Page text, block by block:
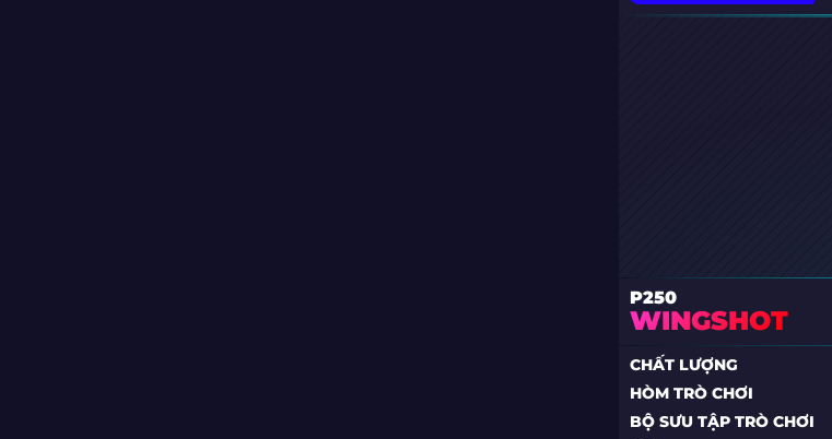
P250
WINGSHOT
CHẤT LƯỢNG
HÒM TRÒ CHƠI
BỘ SƯU TẬP TRÒ CHƠI